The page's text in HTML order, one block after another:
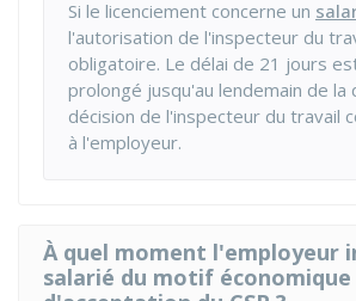
Si le licenciement concerne un
l'autorisation de l'inspecteur du
obligatoire. Le délai de 21 jours
prolongé jusqu'au lendemain de la
décision de l'inspecteur du travail
à l'employeur.
À quel moment l'employeur
salarié du motif économique